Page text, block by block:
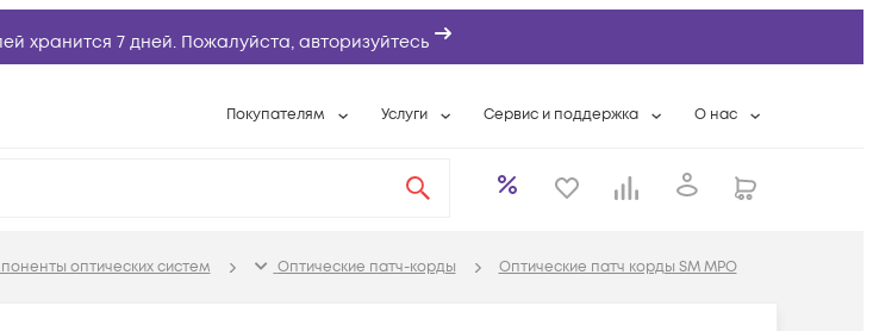
хранится 7 дней. Пожалуйста, авторизуйтесь
Покупателям
Вопросы и ответы
Услуги
Расширенная гарантия
Сервис и поддержка
Разовые выездные работы
Сервисный центр
О нас
Контактная
Партнеры
оптических систем Оптические патч-корды Оптические патч корды SM MPO